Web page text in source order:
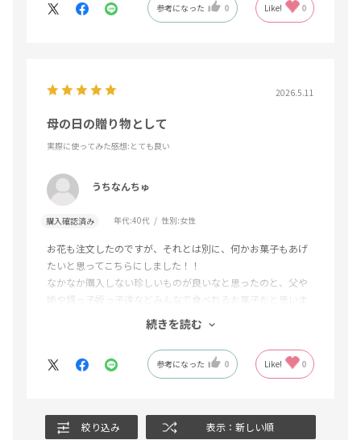
参考になった 0 Like! 0
2026.5.11
母の日の贈り物として
実際に使ってみた感想:とても良い
うちなんちゅ
購入確認済み 年代:40代 性別:女性
お花も注文したのですが、それとは別に、何かお菓子もあげ
たいと思ってこちらにしました！！
なかなか購入しない珍しいものが良いなと思ったのと、父や
姉や甥っ子姪っ子達などみんなで食べれるお菓子だと思いま
届いてから2～3日で半分ほど無くなった、美味しいと評判で
した。また購入したいです。
続きを読む
参考になった 0 Like! 0
絞り込み 表示：新しい順